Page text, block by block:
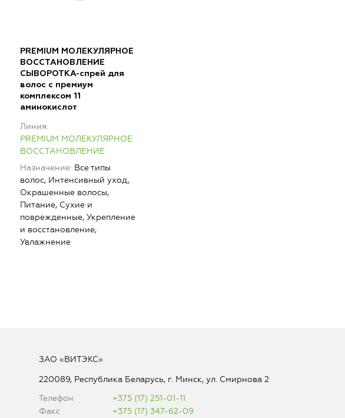
PREMIUM МОЛЕКУЛЯРНОЕ
ВОССТАНОВЛЕНИЕ
СЫВОРОТКА-спрей для
волос с премиум
комплексом 11
аминокислот
Линия
PREMIUM МОЛЕКУЛЯРНОЕ
ВОССТАНОВЛЕНИЕ
Назначение Все типы
волос, Интенсивный уход,
Окрашенные волосы,
Питание, Сухие и
поврежденные, Укрепление
и восстановление,
Увлажнение
ЗАО «ВИТЭКС»
220089, Республика Беларусь, г. Минск, ул. Смирнова 2
Телефон
+375 (17) 251-01-11
Факс
+375 (17) 347-62-09